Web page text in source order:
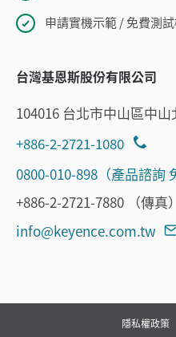
申請實機示範 / 免費測
台灣基恩斯股份有限公司
104016 台北市中山區中
+886-2-2721-1080
0800-010-898（產品諮詢
+886-2-2721-7880 （傳真）
info@keyence.com.tw
隱私權政策